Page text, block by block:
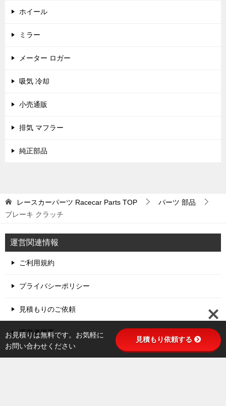
ホイール
ミラー
メーター ロガー
吸気 冷却
小売通販
排気 マフラー
純正部品
レースカーパーツ Racecar Parts TOP
パーツ 部品
ブレーキ クラッチ
運営関連情報
ご利用規約
プライバシーポリシー
見積もりのご依頼
運営者概要
お見積りは無料です。お気軽に
お問い合わせください
見積もり依頼する